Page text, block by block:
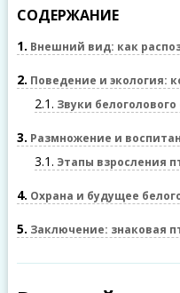
СОДЕРЖАНИЕ
1 Внешний вид: как
2 Поведение и экология:
2.1 Звуки белоголового
3 Размножение и
3.1 Этапы взросления
4 Охрана и будущее
5 Заключение: знаковая